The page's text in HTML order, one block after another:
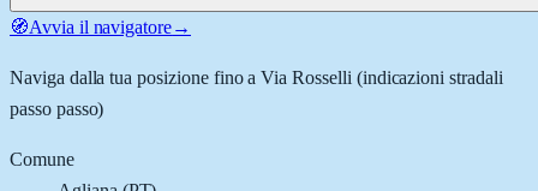
🧭Avvia il navigatore→
Naviga dalla tua posizione fino aVia Rosselli (indicazioni stradali
passo passo)
Comune